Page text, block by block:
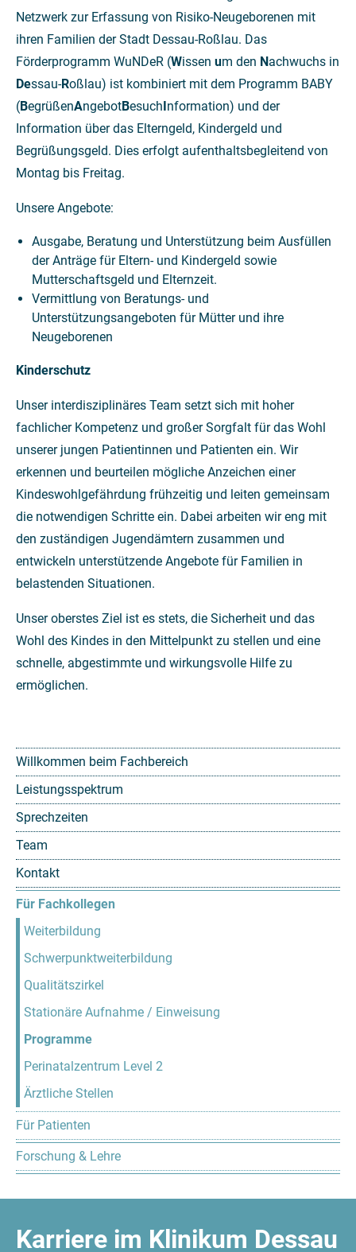
Willkommen beim Fachbereich
Leistungsspektrum
Sprechzeiten
Team
Kontakt
Für Fachkollegen
Weiterbildung
Schwerpunktweiterbildung
Qualitätszirkel
Stationäre Aufnahme / Einweisung
Programme
Perinatalzentrum Level 2
Ärztliche Stellen
Für Patienten
Forschung & Lehre
Netzwerk zur Erfassung von Risiko-Neugeborenen mit
ihren Familien der Stadt Dessau-Roßlau. Das
Förderprogramm WuNDeR (Wissen um den Nachwuchs in
Dessau-Roßlau) ist kombiniert mit dem Programm BABY
(BegrüßenAngebotBesuchInformation) und der
Information über das Elterngeld, Kindergeld und
Begrüßungsgeld. Dies erfolgt aufenthaltsbegleitend von
Montag bis Freitag.
Unsere Angebote:
Ausgabe, Beratung und Unterstützung beim Ausfüllen
der Anträge für Eltern- und Kindergeld sowie
Mutterschaftsgeld und Elternzeit.
Vermittlung von Beratungs- und
Unterstützungsangeboten für Mütter und ihre
Neugeborenen
Kinderschutz
Unser interdisziplinäres Team setzt sich mit hoher
fachlicher Kompetenz und großer Sorgfalt für das Wohl
unserer jungen Patientinnen und Patienten ein. Wir
erkennen und beurteilen mögliche Anzeichen einer
Kindeswohlgefährdung frühzeitig und leiten gemeinsam
die notwendigen Schritte ein. Dabei arbeiten wir eng mit
den zuständigen Jugendämtern zusammen und
entwickeln unterstützende Angebote für Familien in
belastenden Situationen.
Unser oberstes Ziel ist es stets, die Sicherheit und das
Wohl des Kindes in den Mittelpunkt zu stellen und eine
schnelle, abgestimmte und wirkungsvolle Hilfe zu
ermöglichen.
Karriere im Klinikum Dessau